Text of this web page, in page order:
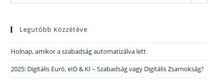
Legutóbb Közzétéve
Holnap, amikor a szabadság automatizálva lett
2025: Digitális Euró, eID & KI – Szabadság vagy Digitális Zsarnokság?